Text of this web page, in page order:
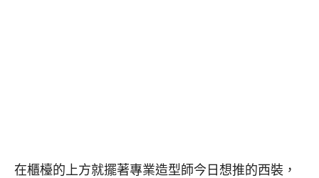
在櫃檯的上方就擺著專業造型師今日想推的西裝，